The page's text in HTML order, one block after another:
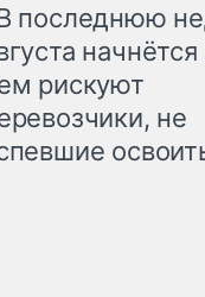
последнюю
начнётся
рискуют
не